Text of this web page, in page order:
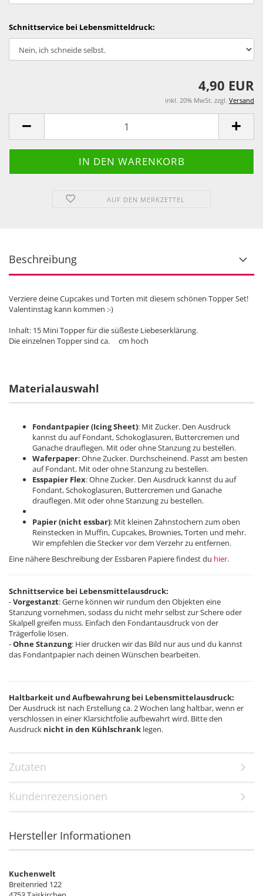
Schnittservice bei Lebensmitteldruck:
4,90 EUR
inkl. 20% MwSt. zzgl. Versand
AUF DEN MERKZETTEL
Beschreibung
Verziere deine Cupcakes und Torten mit diesem schönen Topper Set!
Valentinstag kann kommen :-)
Inhalt: 15 Mini Topper für die süßeste Liebeserklärung.
Die einzelnen Topper sind ca. cm hoch
Materialauswahl
Fondantpapier (Icing Sheet): Mit Zucker. Den Ausdruck
kannst du auf Fondant, Schokoglasuren, Buttercremen und
Ganache drauflegen. Mit oder ohne Stanzung zu bestellen.
Waferpaper: Ohne Zucker. Durchscheinend. Passt am besten
auf Fondant. Mit oder ohne Stanzung zu bestellen.
Esspapier Flex: Ohne Zucker. Den Ausdruck kannst du auf
Fondant, Schokoglasuren, Buttercremen und Ganache
drauflegen. Mit oder ohne Stanzung zu bestellen.
Papier (nicht essbar): Mit kleinen Zahnstochern zum oben
Reinstecken in Muffin, Cupcakes, Brownies, Torten und mehr.
Wir empfehlen die Stecker vor dem Verzehr zu entfernen.
Eine nähere Beschreibung der Essbaren Papiere findest du hier.
Schnittservice bei Lebensmittelausdruck:
-Vorgestanzt: Gerne können wir rundum den Objekten eine
Stanzung vornehmen, sodass du nicht mehr selbst zur Schere oder
Skalpell greifen muss. Einfach den Fondantausdruck von der
Trägerfolie lösen.
-Ohne Stanzung: Hier drucken wir das Bild nur aus und du kannst
das Fondantpapier nach deinen Wünschen bearbeiten.
Haltbarkeit und Aufbewahrung bei Lebensmittelausdruck:
Der Ausdruck ist nach Erstellung ca. 2 Wochen lang haltbar, wenn er
verschlossen in einer Klarsichtfolie aufbewahrt wird. Bitte den
Ausdruck nicht in den Kühlschrank legen.
Zutaten
Kundenrezensionen
Hersteller Informationen
Kuchenwelt
Breitenried 122